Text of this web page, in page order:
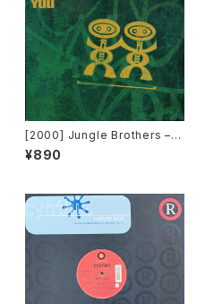
[2000] Jungle Brothers – F
reakin' You [Gee Street]
¥890